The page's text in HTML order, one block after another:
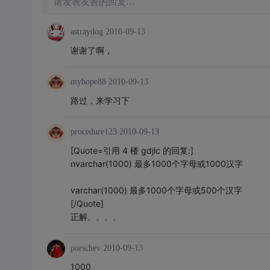
astraydog 2010-09-13
谢谢了啊，
myhope88 2010-09-13
路过，来学习下
procedure123 2010-09-13
[Quote=引用 4 楼 gdjlc 的回复:]
nvarchar(1000) 最多1000个字母或1000汉字
varchar(1000) 最多1000个字母或500个汉字
[/Quote]
正解。。。。
porschev 2010-09-13
1000